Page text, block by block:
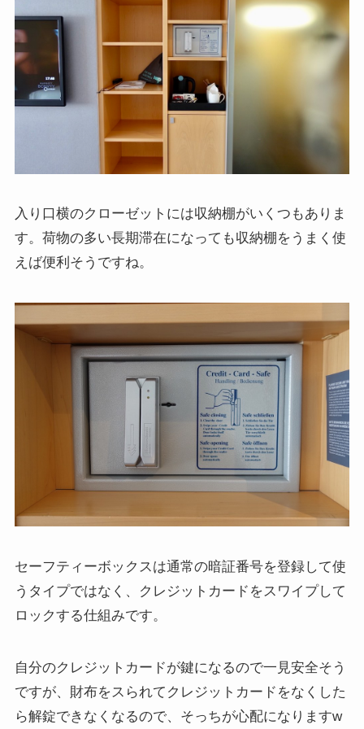
入り口横のクローゼットには収納棚がいくつもありま
す。荷物の多い長期滞在になっても収納棚をうまく使
えば便利そうですね。
セーフティーボックスは通常の暗証番号を登録して使
うタイプではなく、クレジットカードをスワイプして
ロックする仕組みです。
自分のクレジットカードが鍵になるので一見安全そう
ですが、財布をスられてクレジットカードをなくした
ら解錠できなくなるので、そっちが心配になりますw